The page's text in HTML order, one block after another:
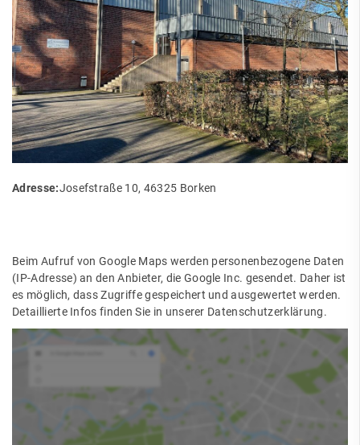
Adresse:Josefstraße 10, 46325 Borken
Beim Aufruf von Google Maps werden personenbezogene Daten
(IP-Adresse) an den Anbieter, die Google Inc. gesendet. Daher ist
es möglich, dass Zugriffe gespeichert und ausgewertet werden.
Detaillierte Infos finden Sie in unserer Datenschutzerklärung.